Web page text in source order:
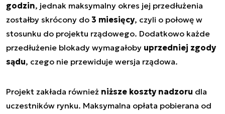
godzin, jednak maksymalny okres jej przedłużenia
zostałby skrócony do 3 miesięcy, czyli o połowę w
stosunku do projektu rządowego. Dodatkowo każde
przedłużenie blokady wymagałoby uprzedniej zgody
sądu, czego nie przewiduje wersja rządowa.
Projekt zakłada również niższe koszty nadzoru dla
uczestników rynku. Maksymalna opłata pobierana od